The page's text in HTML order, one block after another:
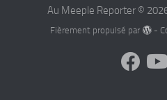
Au Meeple Reporter ©
Fièrement propulsé par -